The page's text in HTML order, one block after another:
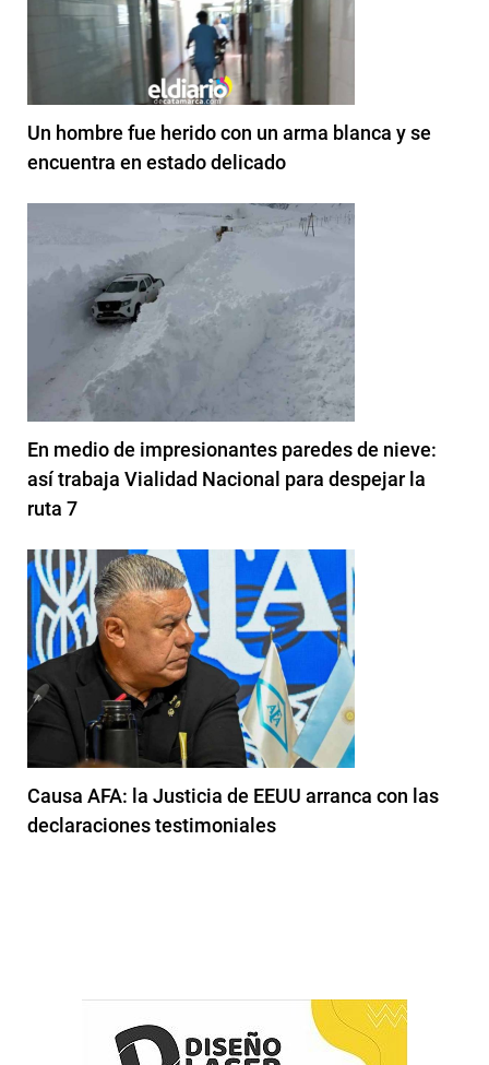
Un hombre fue herido con un arma blanca y se
encuentra en estado delicado
En medio de impresionantes paredes de nieve:
así trabaja Vialidad Nacional para despejar la
ruta 7
Causa AFA: la Justicia de EEUU arranca con las
declaraciones testimoniales